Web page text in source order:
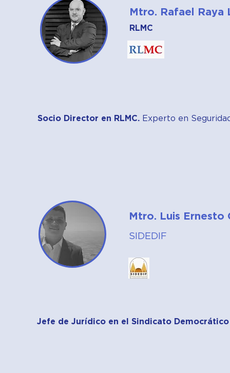
Mtro. Rafael Raya
RLMC
Socio Director en RLMC. Experto en
Mtro. Luis Ernesto
SIDEDIF
Jefe de Jurídico en el Sindicato Democrático